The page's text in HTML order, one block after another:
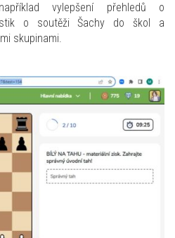
vylepšení přehledů o
o soutěži Šachy do škol a
skupinami.